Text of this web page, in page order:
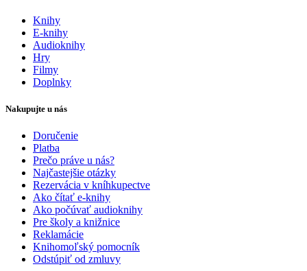
Knihy
E-knihy
Audioknihy
Hry
Filmy
Doplnky
Nakupujte u nás
Doručenie
Platba
Prečo práve u nás?
Najčastejšie otázky
Rezervácia v kníhkupectve
Ako čítať e-knihy
Ako počúvať audioknihy
Pre školy a knižnice
Reklamácie
Knihomoľský pomocník
Odstúpiť od zmluvy